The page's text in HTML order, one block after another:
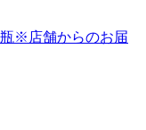
※店舗からのお届